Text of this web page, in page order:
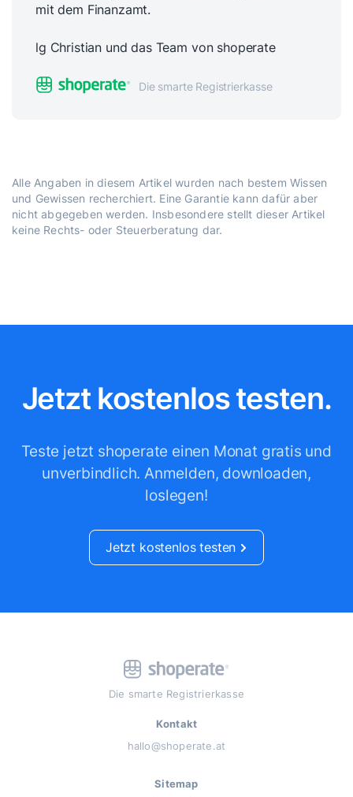
mit dem Finanzamt.
lg Christian und das Team von shoperate
Die smarte Registrierkasse
Alle Angaben in diesem Artikel wurden nach bestem Wissen
und Gewissen recherchiert. Eine Garantie kann dafür aber
nicht abgegeben werden. Insbesondere stellt dieser Artikel
keine Rechts- oder Steuerberatung dar.
Jetzt kostenlos testen.
Teste jetzt shoperate einen Monat gratis und
unverbindlich. Anmelden, downloaden,
loslegen!
Jetzt kostenlos testen
Die smarte Registrierkasse
Kontakt
hallo@shoperate.at
Sitemap